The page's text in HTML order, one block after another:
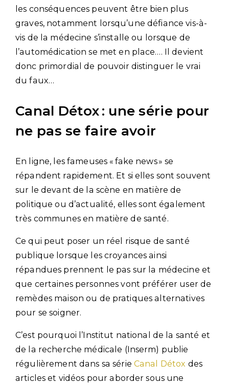
les conséquences peuvent être bien plus
graves, notamment lorsqu’une défiance vis-à-
vis de la médecine s’installe ou lorsque de
l’automédication se met en place.… Il devient
donc primordial de pouvoir distinguer le vrai
du faux…
Canal Détox : une série pour
ne pas se faire avoir
En ligne, les fameuses « fake news » se
répandent rapidement. Et si elles sont souvent
sur le devant de la scène en matière de
politique ou d’actualité, elles sont également
très communes en matière de santé.
Ce qui peut poser un réel risque de santé
publique lorsque les croyances ainsi
répandues prennent le pas sur la médecine et
que certaines personnes vont préférer user de
remèdes maison ou de pratiques alternatives
pour se soigner.
C’est pourquoi l’Institut national de la santé et
de la recherche médicale (Inserm) publie
régulièrement dans sa série Canal Détox des
articles et vidéos pour aborder sous une